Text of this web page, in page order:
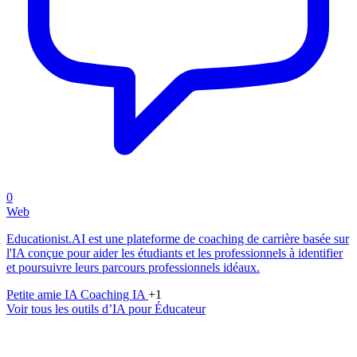
0
Web
Educationist.AI est une plateforme de coaching de carrière basée sur
l'IA conçue pour aider les étudiants et les professionnels à identifier
et poursuivre leurs parcours professionnels idéaux.
Petite amie IA Coaching IA +1
Voir tous les outils d’IA pour Éducateur